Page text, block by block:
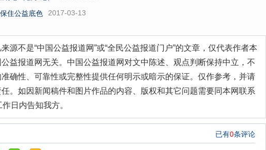
住公益底色 2017-03-13
来源不是“中国公益报道网”或“全民公益报道门户”的文章，仅代表作者本
公益报道网无关。中国公益报道网对文中陈述、观点判断保持中立，不
确性、可靠性或完整性提供任何明示或暗示的保证。仅作参考，并请
。如因新闻稿件和图片作品的内容、版权和其它问题需要同本网联系
日内告知我方。